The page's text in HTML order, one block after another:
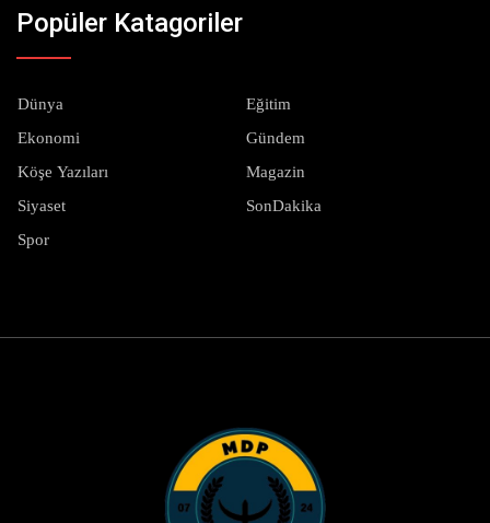
Popüler Katagoriler
Dünya Eğitim
Ekonomi Gündem
Köşe Yazıları Magazin
Siyaset SonDakika
Spor